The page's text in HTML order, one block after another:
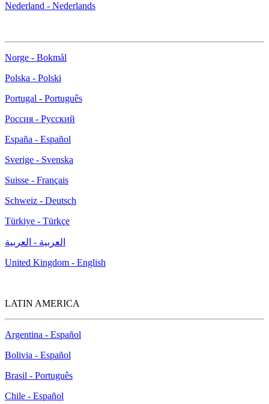
Nederland - Nederlands
Norge - Bokmål
Polska - Polski
Portugal - Português
Россия - Русский
España - Español
Sverige - Svenska
Suisse - Français
Schweiz - Deutsch
Türkiye - Türkçe
العربية - العربية
United Kingdom - English
LATIN AMERICA
Argentina - Español
Bolivia - Español
Brasil - Português
Chile - Español